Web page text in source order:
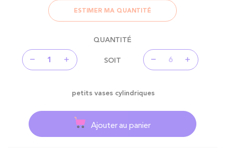
ESTIMER MA QUANTITÉ
QUANTITÉ
SOIT
petits vases cylindriques
Ajouter au panier